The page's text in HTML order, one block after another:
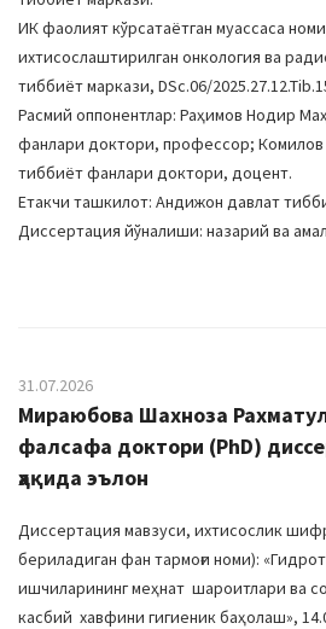
ИК фаолият кўрсатаётган муассаса
ихтисослаштирилган онкология ва
тиббиёт маркази, DSc.06/
Расмий оппонентлар: Раҳимов Нодир
фанлари доктори, профессор;
тиббиёт фанлари доктори, доцент.
Етакчи ташкилот: Андижон давлат
Диссертация йўналиши: назарий ва
31.07.2026
Мираюбова Шахноза
фалсафа доктори (PhD)
ҳақида эълон
Диссертация мавзуси, ихтисослик
бериладиган фан тармоғи номи):
ишчиларининг меҳнат шароитлари ва
касбий хавфини гигиеник баҳолаш»,